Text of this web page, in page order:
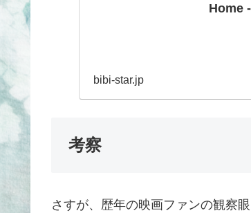
Home
bibi-star.jp
考察
さすが、歴年の映画ファンの観察